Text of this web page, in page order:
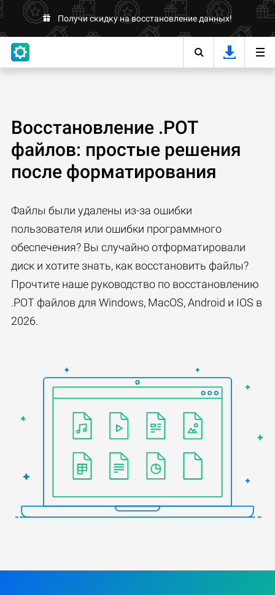
Получи скидку на восстановление данных!
Восстановление .POT
файлов: простые решения
после форматирования
Файлы были удалены из-за ошибки
пользователя или ошибки программного
обеспечения? Вы случайно отформатировали
диск и хотите знать, как восстановить файлы?
Прочтите наше руководство по восстановлению
.POT файлов для Windows, MacOS, Android и IOS в
2026.